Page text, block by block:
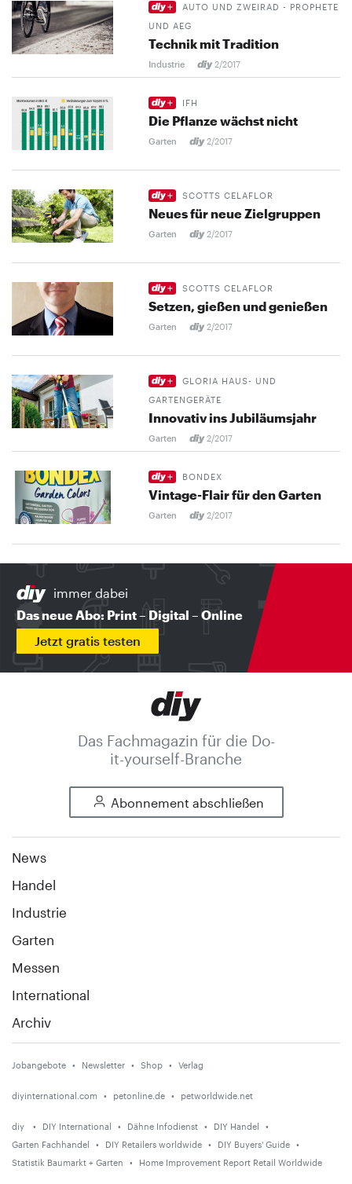
AUTO UND ZWEIRAD - PROPHETE
UND AEG
Technik mit Tradition
Industrie 2/2017
IFH
Die Pflanze wächst nicht
Garten 2/2017
SCOTTS CELAFLOR
Neues für neue Zielgruppen
Garten 2/2017
SCOTTS CELAFLOR
Setzen, gießen und genießen
Garten 2/2017
GLORIA HAUS- UND
GARTENGERÄTE
Innovativ ins Jubiläumsjahr
Garten 2/2017
BONDEX
Vintage-Flair für den Garten
Garten 2/2017
immer dabei
Das neue Abo: Print – Digital – Online
Jetzt gratis testen
Das Fachmagazin für die Do-
it-yourself-Branche
Abonnement abschließen
News
Handel
Industrie
Garten
Messen
International
Archiv
Jobangebote Newsletter Shop Verlag
diyinternational.com petonline.de petworldwide.net
diy DIY International Dähne Infodienst
DIY Handel
Garten Fachhandel
DIY Retailers worldwide
DIY Buyers' Guide
Statistik Baumarkt + Garten
Home Improvement Report Retail Worldwide